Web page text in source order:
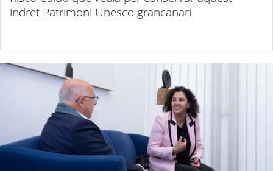
indret Patrimoni Unesco grancanari